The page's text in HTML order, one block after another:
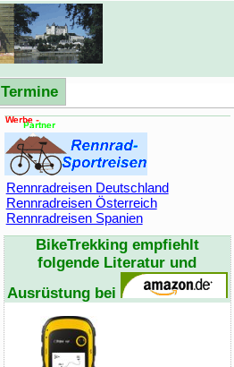
Termine
Rennradreisen Deutschland
Rennradreisen Österreich
Rennradreisen Spanien
BikeTrekkingempfiehlt
folgende Literatur und
Ausrüstung bei